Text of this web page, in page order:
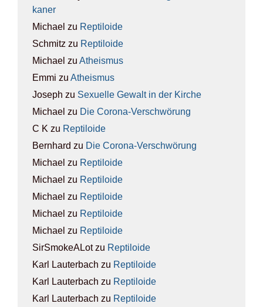
ka­ner
Michael zu Rep­ti­lo­ide
Schmitz zu Rep­ti­lo­ide
Michael zu Athe­is­mus
Emmi zu Athe­is­mus
Joseph zu Sexu­el­le Gewalt in der Kir­che
Michael zu Die Coro­na-Ver­schwö­rung
C K zu Rep­ti­lo­ide
Bernhard zu Die Coro­na-Ver­schwö­rung
Michael zu Rep­ti­lo­ide
Michael zu Rep­ti­lo­ide
Michael zu Rep­ti­lo­ide
Michael zu Rep­ti­lo­ide
Michael zu Rep­ti­lo­ide
SirSmokeALotzu Rep­ti­lo­ide
Karl Lauterbach zu Rep­ti­lo­ide
Karl Lauterbach zu Rep­ti­lo­ide
Karl Lauterbach zu Rep­ti­lo­ide